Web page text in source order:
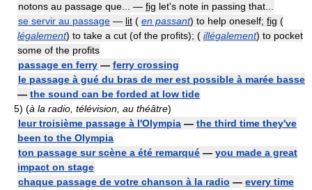
notons au passage que... — fig let's note in passing that...
se servir au passage — lit ( en passant) to help oneself; fig (
légalement) to take a cut (of the profits); ( illégalement) to pocket
some of the profits
passage en ferry — ferry crossing
le passage à gué du bras de mer est possible à marée basse
— the sound can be forded at low tide
5) (à la radio, télévision, au théâtre)
leur troisième passage à l'Olympia — the third time they've
been to the Olympia
ton passage sur scène a été remarqué — you made a great
impact on stage
chaque passage de votre chanson à la radio — every time